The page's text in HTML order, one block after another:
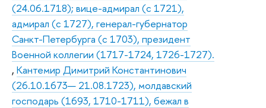
(24.06.1718); вице-адмирал (с 1721),
адмирал (с 1727), генерал-губернатор
Санкт-Петербурга (с 1703), президент
Военной коллегии (1717-1724, 1726-1727).
, Кантемир Димитрий Константинович
(26.10.1673— 21.08.1723), молдавский
господарь (1693, 1710-1711), бежал в